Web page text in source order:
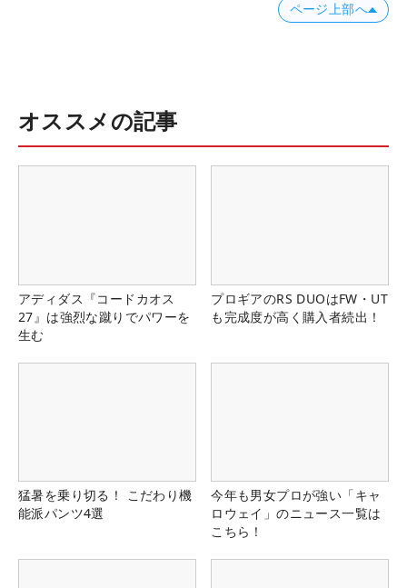
ページ上部へ
オススメの記事
アディダス『コードカオス
27』は強烈な蹴りでパワーを
生む
プロギアのRS DUOはFW・UT
も完成度が高く購入者続出！
猛暑を乗り切る！ こだわり機
能派パンツ4選
今年も男女プロが強い「キャ
ロウェイ」のニュース一覧は
こちら！